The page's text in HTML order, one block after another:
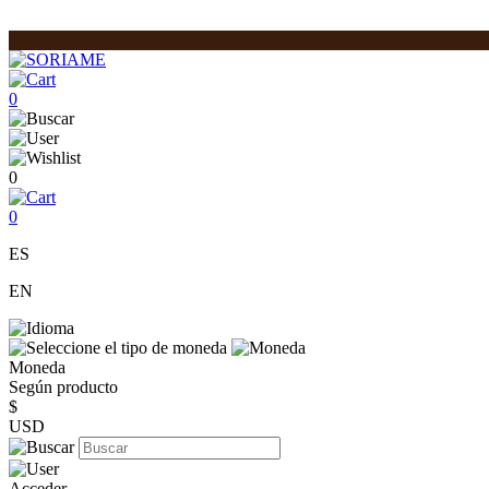
0
0
0
ES
EN
Moneda
Según producto
$
USD